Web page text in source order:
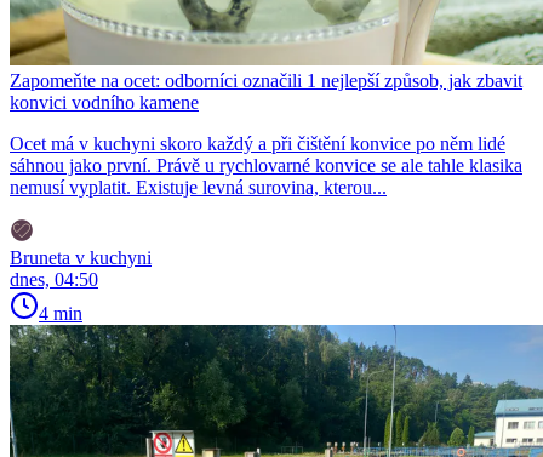
Zapomeňte na ocet: odborníci označili 1 nejlepší způsob, jak zbavit
konvici vodního kamene
Ocet má v kuchyni skoro každý a při čištění konvice po něm lidé
sáhnou jako první. Právě u rychlovarné konvice se ale tahle klasika
nemusí vyplatit. Existuje levná surovina, kterou...
Bruneta v kuchyni
dnes, 04:50
4 min